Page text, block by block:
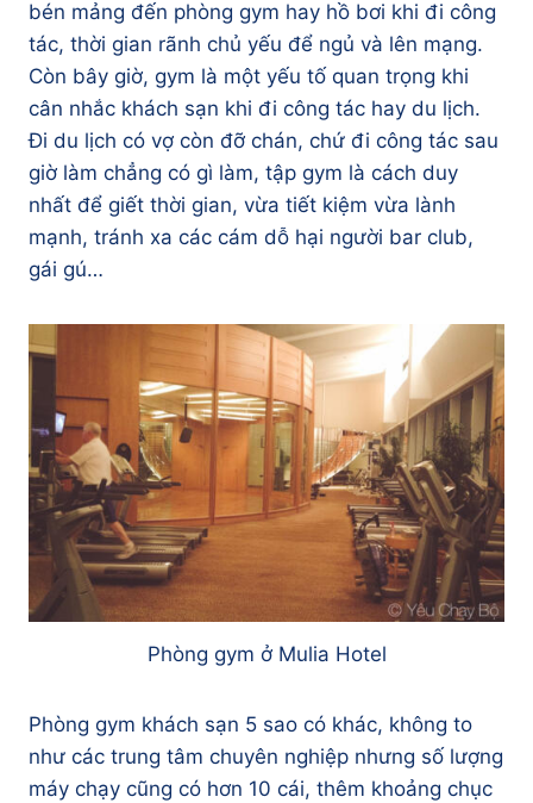
bén mảng đến phòng gym hay hồ bơi khi đi công
tác, thời gian rãnh chủ yếu để ngủ và lên mạng.
Còn bây giờ, gym là một yếu tố quan trọng khi
cân nhắc khách sạn khi đi công tác hay du lịch.
Đi du lịch có vợ còn đỡ chán, chứ đi công tác sau
giờ làm chẳng có gì làm, tập gym là cách duy
nhất để giết thời gian, vừa tiết kiệm vừa lành
mạnh, tránh xa các cám dỗ hại người bar club,
gái gú…
Phòng gym ở Mulia Hotel
Phòng gym khách sạn 5 sao có khác, không to
như các trung tâm chuyên nghiệp nhưng số lượng
máy chạy cũng có hơn 10 cái, thêm khoảng chục